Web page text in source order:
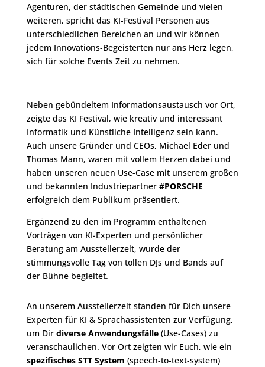
Agenturen, der städtischen Gemeinde und vielen
weiteren, spricht das KI-Festival Personen aus
unterschiedlichen Bereichen an und wir können
jedem Innovations-Begeisterten nur ans Herz legen,
sich für solche Events Zeit zu nehmen.
Neben gebündeltem Informationsaustausch vor Ort,
zeigte das KI Festival, wie kreativ und interessant
Informatik und Künstliche Intelligenz sein kann.
Auch unsere Gründer und CEOs, Michael Eder und
Thomas Mann, waren mit vollem Herzen dabei und
haben unseren neuen Use-Case mit unserem großen
und bekannten Industriepartner #PORSCHE
erfolgreich dem Publikum präsentiert.
Ergänzend zu den im Programm enthaltenen
Vorträgen von KI-Experten und persönlicher
Beratung am Ausstellerzelt, wurde der
stimmungsvolle Tag von tollen DJs und Bands auf
der Bühne begleitet.
An unserem Ausstellerzelt standen für Dich unsere
Experten für KI & Sprachassistenten zur Verfügung,
um Dir diverse Anwendungsfälle(Use-Cases) zu
veranschaulichen. Vor Ort zeigten wir Euch, wie ein
spezifisches STT System (speech-to-text-system)